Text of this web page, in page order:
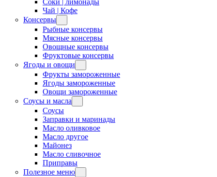
Соки | лимонады
Чай | Кофе
Консервы
Рыбные консервы
Мясные консервы
Овощные консервы
Фруктовые консервы
Ягоды и овощи
Фрукты замороженные
Ягоды замороженные
Овощи замороженные
Соусы и масла
Соусы
Заправки и маринады
Масло оливковое
Масло другое
Майонез
Масло сливочное
Приправы
Полезное меню